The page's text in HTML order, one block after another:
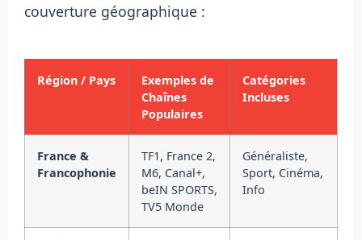
couverture géographique :
Région / Pays
Exemples de
Chaînes
Populaires
Catégories
Incluses
France &
Francophonie
TF1, France 2,
M6, Canal+,
beIN SPORTS,
TV5 Monde
Généraliste,
Sport, Cinéma,
Info